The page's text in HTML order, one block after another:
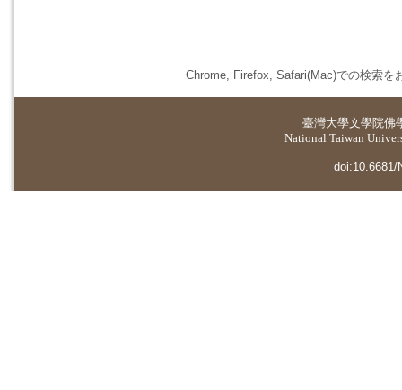
Chrome, Firefox, Safari(Mac)での検索を
臺灣大學文學院佛
National Taiwan
doi:10.6681/